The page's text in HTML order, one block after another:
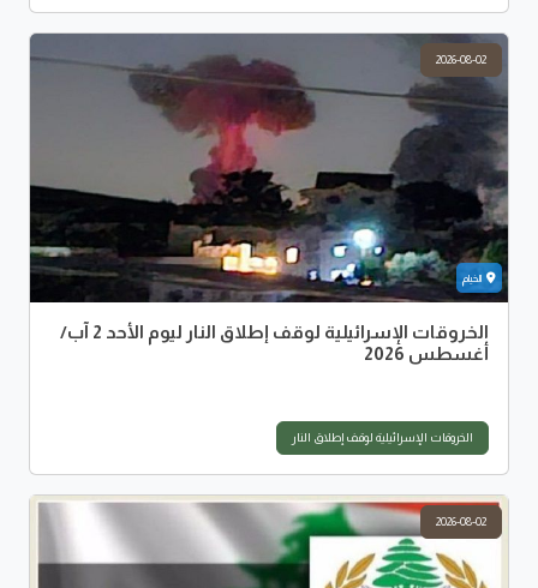
2026-08-02
الخيام
الخروقات الإسرائيلية لوقف إطلاق النار ليوم الأحد 2 آب/
أغسطس 2026
الخروقات الإسرائيلية لوقف إطلاق النار
2026-08-02